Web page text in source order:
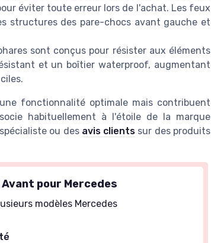
éviter toute erreur lors de l'achat. Les feux
structures des pare-chocs avant gauche et
sont conçus pour résister aux éléments
et un boîtier waterproof, augmentant
fonctionnalité optimale mais contribuent
habituellement à l'étoile de la marque
ou des avis clients sur des produits
pour Mercedes
modèles Mercedes